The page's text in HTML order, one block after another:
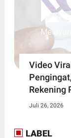
Video
Rekening
Juli 26, 2026
LABEL